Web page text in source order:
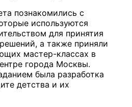
познакомились с
используются
для принятия
а также приняли
мастер-классах в
города Москвы.
была разработка
детства и их